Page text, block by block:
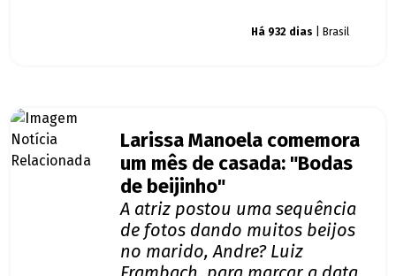
Há 932 dias | Brasil
Larissa Manoela comemora
um mês de casada: "Bodas
de beijinho"
A atriz postou uma sequência
de fotos dando muitos beijos
no marido, Andre? Luiz